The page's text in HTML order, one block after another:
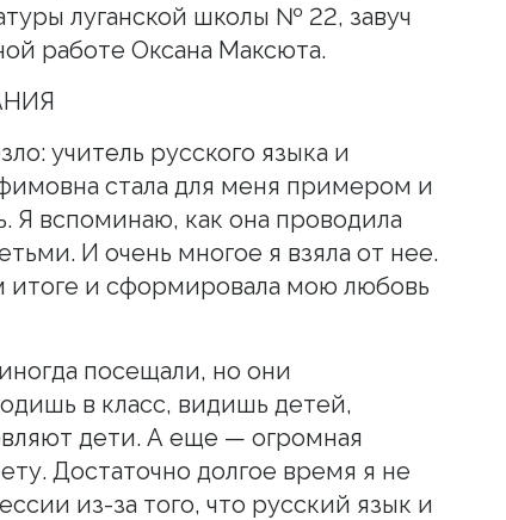
луганской школы № 22, завуч
работе Оксана Максюта.
учитель русского языка и
стала для меня примером и
Я вспоминаю, как она проводила
И очень многое я взяла от нее.
итоге и сформировала мою любовь
посещали, но они
в класс, видишь детей,
дети. А еще — огромная
Достаточно долгое время я не
из-за того, что русский язык и